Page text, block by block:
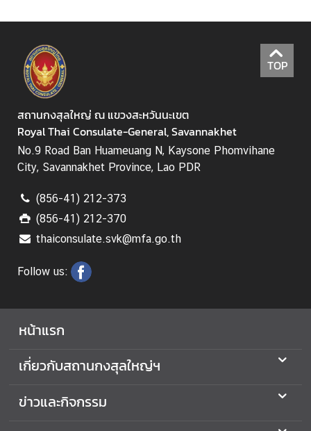
แ
ข
ว
ง
ต
อ
น
ใ
ข
อ
ง
ป
า
ศู
น
TOP
สถานกงสุลใหญ่ ณ แขวงสะหวันนะเขต
Royal Thai Consulate-General, Savannakhet
No.9 Road Ban Huameuang N, Kaysone Phomvihane
City, Savannakhet Province, Lao PDR
(856-41) 212-373
(856-41) 212-370
thaiconsulate.svk@mfa.go.th
Follow us:
หน้าแรก
เกี่ยวกับสถานกงสุลใหญ่ฯ
ข่าวและกิจกรรม